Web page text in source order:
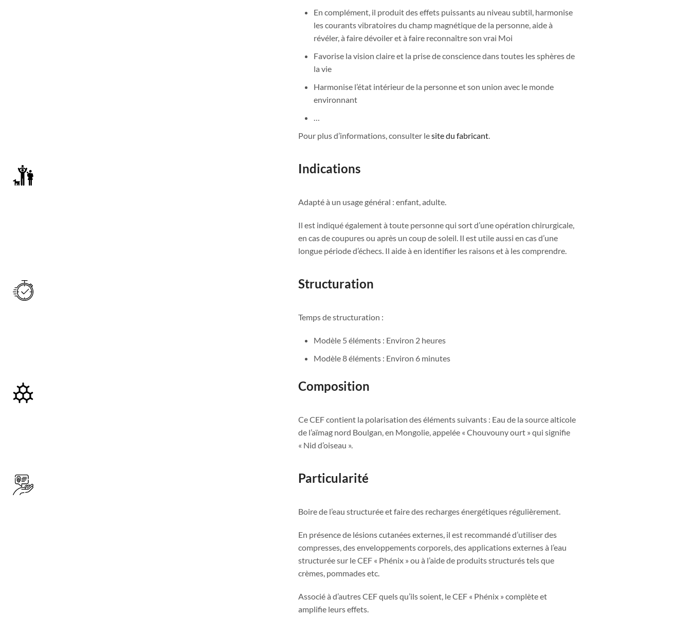
En complément, il produit des effets puissants au niveau subtil, harmonise
les courants vibratoires du champ magnétique de la personne, aide à
révéler, à faire dévoiler et à faire reconnaître son vrai Moi
Favorise la vision claire et la prise de conscience dans toutes les sphères de
la vie
Harmonise l’état intérieur de la personne et son union avec le monde
environnant
…
Pour plus d’informations, consulter lesite du fabricant.
Indications
Adapté à un usage général : enfant, adulte.
Il est indiqué également à toute personne qui sort d’une opération chirurgicale,
en cas de coupures ou après un coup de soleil. Il est utile aussi en cas d’une
longue période d’échecs. Il aide à en identifier les raisons et à les comprendre.
Structuration
Temps de structuration :
Modèle 5 éléments : Environ 2 heures
Modèle 8 éléments : Environ 6 minutes
Composition
Ce CEF contient la polarisation des éléments suivants : Eau de la source alticole
de l’aïmag nord Boulgan, en Mongolie, appelée « Chouvouny ourt » qui signifie
« Nid d’oiseau ».
Particularité
Boire de l’eau structurée et faire des recharges énergétiques régulièrement.
En présence de lésions cutanées externes, il est recommandé d’utiliser des
compresses, des enveloppements corporels, des applications externes à l’eau
structurée sur le CEF « Phénix » ou à l’aide de produits structurés tels que
crèmes, pommades etc.
Associé à d’autres CEF quels qu’ils soient, le CEF « Phénix » complète et
amplifie leurs effets.